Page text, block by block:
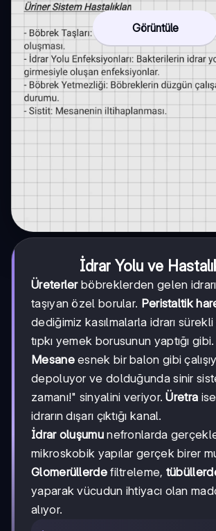
Görüntüle
İdrar Yolu ve
Üreterlerböbreklerden gelen
taşıyan özel borular. Peristaltik
dediğimiz kasılmalarla idrarı
tıpkı yemek borusunun yaptığı gibi.
Mesaneesnek bir balon gibi
depoluyor ve dolduğunda sinir
zamanı!" sinyalini veriyor.Üretra
idrarın dışarı çıktığı kanal.
İdrar oluşumunefronlarda
mikroskobik yapılar gerçek birer
Glomerüllerdefiltreleme,
yaparak vücudun ihtiyacı olan
alıyor.